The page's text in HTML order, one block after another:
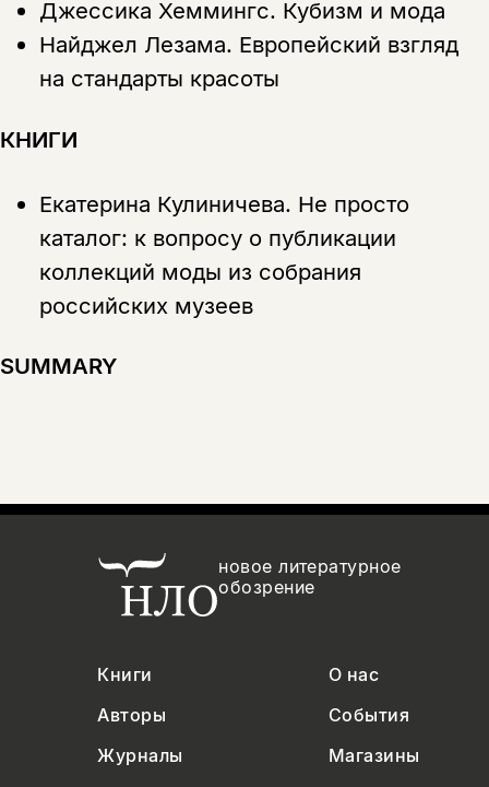
Джессика Хеммингс. Кубизм и мода
Найджел Лезама. Европейский взгляд
на стандарты красоты
КНИГИ
Екатерина Кулиничева. Не просто
каталог: к вопросу о публикации
коллекций моды из собрания
российских музеев
SUMMARY
новое литературное
обозрение
Книги
О нас
Авторы
События
Журналы
Магазины